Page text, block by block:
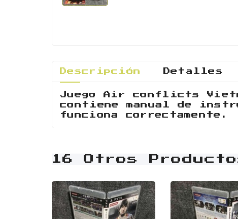
Descripción Detalles
Juego Air conflicts
contiene manual de
funciona correctamente.
16 Otros